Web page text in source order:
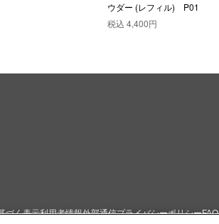
ウダー (レフィル) P01
税込 4,400円
づく表示利用者情報外部通信プライバシーポリシーFAQ